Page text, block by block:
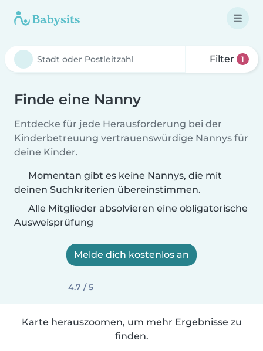
Filter 1
Finde eine Nanny
Entdecke für jede Herausforderung bei der
Kinderbetreuung vertrauenswürdige Nannys für
deine Kinder.
Momentan gibt es keine Nannys, die mit
deinen Suchkriterien übereinstimmen.
Alle Mitglieder absolvieren eine obligatorische
Ausweisprüfung
Melde dich kostenlos an
4.7 / 5
Karte herauszoomen, um mehr Ergebnisse zu
finden.